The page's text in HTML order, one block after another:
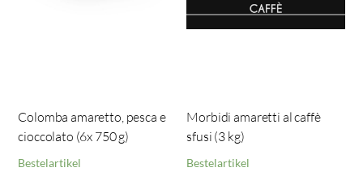
Colomba amaretto, pesca e
cioccolato (6x 750 g)
Bestelartikel
Morbidi amaretti al caffè
sfusi (3 kg)
Bestelartikel